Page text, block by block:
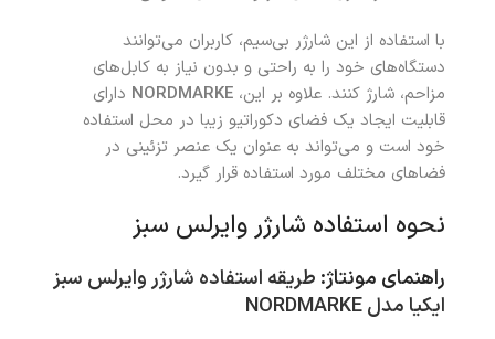
با استفاده از این شارژر بی‌سیم، کاربران می‌توانند
دستگاه‌های خود را به راحتی و بدون نیاز به کابل‌های
مزاحم، شارژ کنند. علاوه بر این، NORDMARKE دارای
قابلیت ایجاد یک فضای دکوراتیو زیبا در محل استفاده
خود است و می‌تواند به عنوان یک عنصر تزئینی در
فضاهای مختلف مورد استفاده قرار گیرد.
نحوه استفاده شارژر وایرلس سبز
راهنمای مونتاژ: طریقه استفاده شارژر وایرلس سبز
ایکیا مدل NORDMARKE